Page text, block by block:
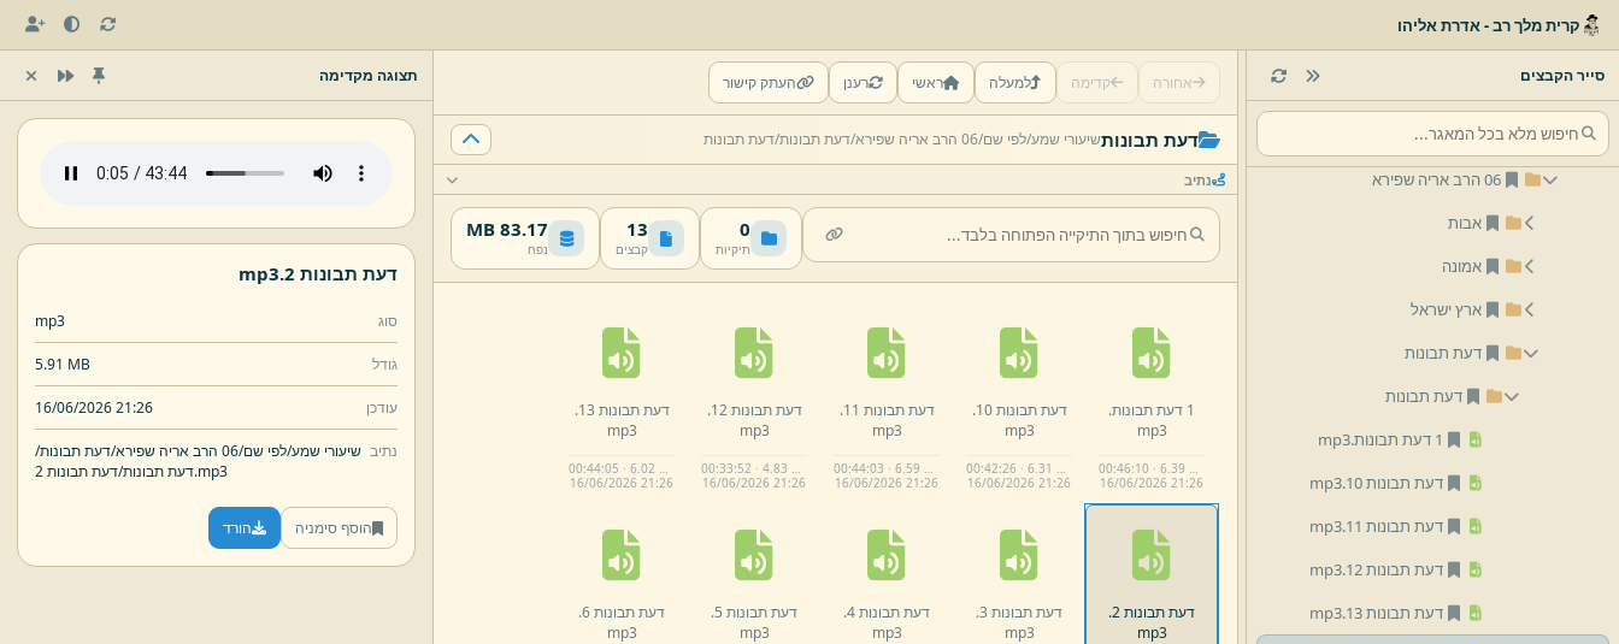
קרית מלך רב - אדרת אליהו
סייר הקבצים
03 הרב יום טוב זילברמן
05 הרב אליהו בריו''ט זילברמן
06 הרב אריה שפירא
אבות
אמונה
ארץ ישראל
דעת תבונות
דעת תבונות
1 דעת תבונות.
mp3
דעת תבונות 10.
mp3
דעת תבונות 11.
mp3
דעת תבונות 12.
mp3
דעת תבונות 13.
mp3
אחורה קדימה למעלה ראשי רענן העתק קישור
דעת תבונותשיעורי שמע/לפי שם/06 הרב אריה שפירא/ דעת תבונות/דעת תבונות
נתיב
0
תיקיות
13
קבצים
83.17 MB
נפח
1 דעת תבונות.
mp3
00:46:10 · 6.39 MB
16/06/2026 21:26
דעת תבונות 10.
mp3
00:42:26 · 6.31 MB
16/06/2026 21:26
דעת תבונות 11.
mp3
00:44:03 · 6.59 MB
16/06/2026 21:26
דעת תבונות 12.
mp3
00:33:52 · 4.83 MB
16/06/2026 21:26
דעת תבונות 13.
mp3
00:44:05 · 6.02 MB
16/06/2026 21:26
דעת תבונות 2.
mp3
דעת תבונות 3.
mp3
דעת תבונות 4.
mp3
דעת תבונות 5.
mp3
דעת תבונות 6.
mp3
תצוגה מקדימה
דעת תבונות 2. mp3
סוג mp3
גודל 5.91 MB
עודכן 16/06/2026 21:26
נתיב שיעורי שמע/לפי שם/06 הרב אריה שפירא/
דעת תבונות/
דעת תבונות/דעת תבונות 2.mp3
הוסף סימניה הורד